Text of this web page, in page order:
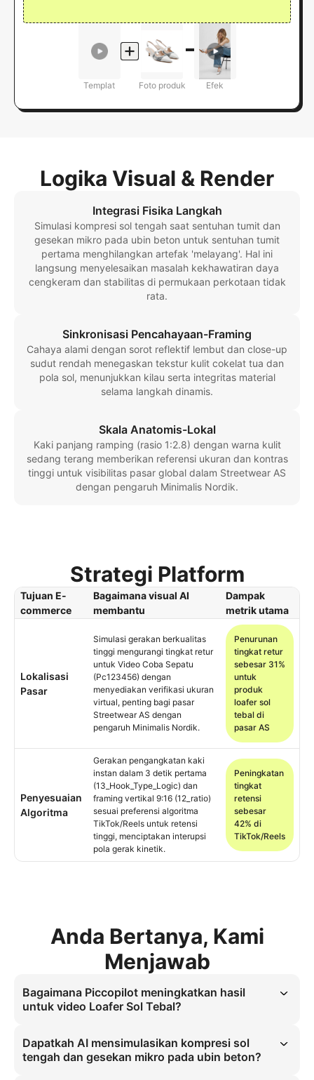
Templat Foto produk Efek
Logika Visual & Render
Integrasi Fisika Langkah
Simulasi kompresi sol tengah saat sentuhan tumit dan
gesekan mikro pada ubin beton untuk sentuhan tumit
pertama menghilangkan artefak 'melayang'. Hal ini
langsung menyelesaikan masalah kekhawatiran daya
cengkeram dan stabilitas di permukaan perkotaan tidak
rata.
Sinkronisasi Pencahayaan-Framing
Cahaya alami dengan sorot reflektif lembut dan close-up
sudut rendah menegaskan tekstur kulit cokelat tua dan
pola sol, menunjukkan kilau serta integritas material
selama langkah dinamis.
Skala Anatomis-Lokal
Kaki panjang ramping (rasio 1:2.8) dengan warna kulit
sedang terang memberikan referensi ukuran dan kontras
tinggi untuk visibilitas pasar global dalam Streetwear AS
dengan pengaruh Minimalis Nordik.
Strategi Platform
Tujuan E-
commerce
Bagaimana visual AI
membantu
Dampak
metrik utama
Lokalisasi
Pasar
Simulasi gerakan berkualitas
tinggi mengurangi tingkat retur
untuk Video Coba Sepatu
(Pc123456) dengan
menyediakan verifikasi ukuran
virtual, penting bagi pasar
Streetwear AS dengan
pengaruh Minimalis Nordik.
Penurunan
tingkat retur
sebesar 31%
untuk
produk
loafer sol
tebal di
pasar AS
Penyesuaian
Algoritma
Gerakan pengangkatan kaki
instan dalam 3 detik pertama
(13_Hook_Type_Logic) dan
framing vertikal 9:16 (12_ratio)
sesuai preferensi algoritma
TikTok/Reels untuk retensi
tinggi, menciptakan interupsi
pola gerak kinetik.
Peningkatan
tingkat
retensi
sebesar
42% di
TikTok/Reels
Anda Bertanya, Kami
Menjawab
Bagaimana Piccopilot meningkatkan hasil
untuk video Loafer Sol Tebal?
fisika langkah presisi, termasuk kompresi sol tengah dan gesekan
mikro, memastikan dinamika berjalan perkotaan otentik.
Dapatkah AI mensimulasikan kompresi sol
tengah dan gesekan mikro pada ubin beton?